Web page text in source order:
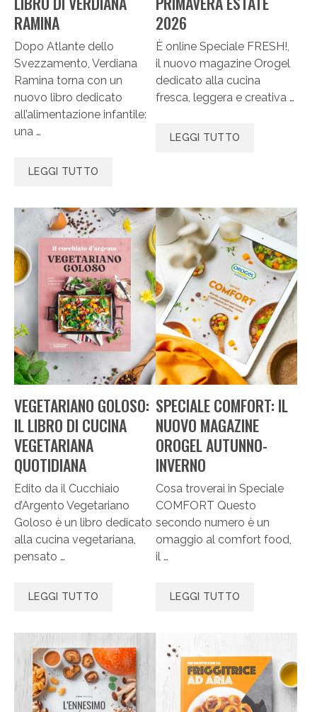
RAMINA
Dopo Atlante dello
Svezzamento, Verdiana
Ramina torna con un
nuovo libro dedicato
all’alimentazione infantile:
una …
LEGGI TUTTO
2026
È online Speciale FRESH!,
il nuovo magazine Orogel
dedicato alla cucina
fresca, leggera e creativa …
LEGGI TUTTO
VEGETARIANO GOLOSO:
IL LIBRO DI CUCINA
VEGETARIANA
QUOTIDIANA
Edito da il Cucchiaio
d’Argento Vegetariano
Goloso è un libro dedicato
alla cucina vegetariana,
pensato …
LEGGI TUTTO
SPECIALE COMFORT: IL
NUOVO MAGAZINE
OROGEL AUTUNNO-
INVERNO
Cosa troverai in Speciale
COMFORT Questo
secondo numero è un
omaggio al comfort food,
il …
LEGGI TUTTO